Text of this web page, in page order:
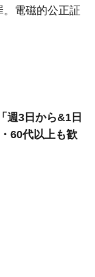
電磁的公正証
週3日から&1日
60代以上も歓